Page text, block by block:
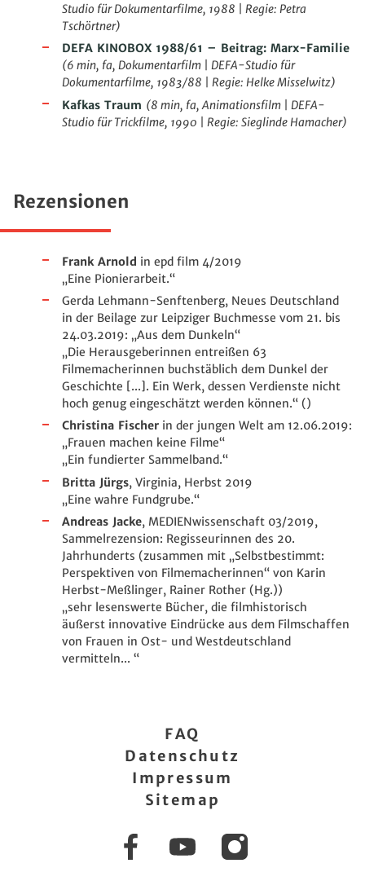
Studio für Dokumentarfilme, 1988 | Regie: Petra
Tschörtner)
DEFA KINOBOX 1988/61 – Beitrag: Marx-Familie
(6 min, fa, Dokumentarfilm | DEFA-Studio für
Dokumentarfilme, 1983/88 | Regie: Helke Misselwitz)
Kafkas Traum (8 min, fa, Animationsfilm | DEFA-
Studio für Trickfilme, 1990 | Regie: Sieglinde Hamacher)
Rezensionen
Frank Arnold in epd film 4/2019
„Eine Pionierarbeit.“
Gerda Lehmann-Senftenberg, Neues Deutschland
in der Beilage zur Leipziger Buchmesse vom 21. bis
24.03.2019: „Aus dem Dunkeln“
„Die Herausgeberinnen entreißen 63
Filmemacherinnen buchstäblich dem Dunkel der
Geschichte [...]. Ein Werk, dessen Verdienste nicht
hoch genug eingeschätzt werden können.“ ()
Christina Fischer in der jungen Welt am 12.06.2019:
„Frauen machen keine Filme“
„Ein fundierter Sammelband.“
Britta Jürgs, Virginia, Herbst 2019
„Eine wahre Fundgrube.“
Andreas Jacke, MEDIENwissenschaft 03/2019,
Sammelrezension: Regisseurinnen des 20.
Jahrhunderts (zusammen mit „Selbstbestimmt:
Perspektiven von Filmemacherinnen“ von Karin
Herbst-Meßlinger, Rainer Rother (Hg.))
„sehr lesenswerte Bücher, die filmhistorisch
äußerst innovative Eindrücke aus dem Filmschaffen
von Frauen in Ost- und Westdeutschland
vermitteln... “
FacebookYouTubeInstagram
FAQ
Datenschutz
Impressum
Sitemap